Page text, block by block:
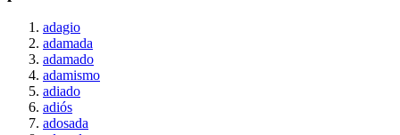
adagio
adamada
adamado
adamismo
adiado
adiós
adosada